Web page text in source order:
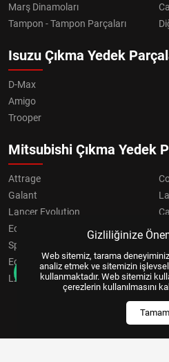
Marş Dinamoları
Tampon - Tampon Parçaları
Isuzu Çıkma Yedek
D-Max
Amigo
Trooper
Mitsubishi Çıkma Yedek
Attrage
Galant
Lancer Evolution
Eclipse
Space Star
Eclipse Cross
L200
Gizliliğinize
Web sitemiz, tarama
analiz etmek ve sitemizin
kullanmaktadır. Web sitemizi
çerezlerin kullanılmasını
Tamam